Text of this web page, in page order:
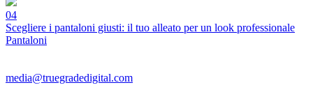
04
Scegliere i pantaloni giusti: il tuo alleato per un look professionale
Pantaloni
media@truegradedigital.com